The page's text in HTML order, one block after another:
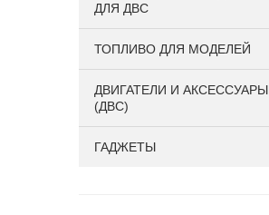
ДЛЯ ДВС
ТОПЛИВО ДЛЯ МОДЕЛЕЙ
ДВИГАТЕЛИ И АКСЕССУАРЫ
(ДВС)
ГАДЖЕТЫ